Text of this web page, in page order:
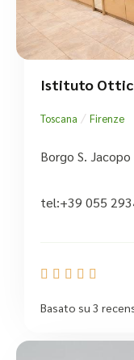
Istituto
Toscana / Firenze
Borgo S. Jacopo
tel:+39 055
    
Basato su 3